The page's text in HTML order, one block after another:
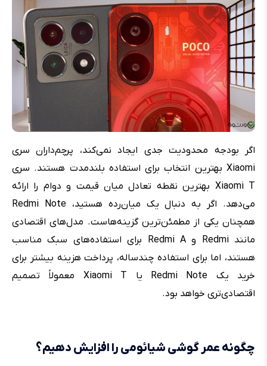
اگر بودجه محدودیت جدی ایجاد نمی‌کند، پرچم‌داران سری
Xiaomi بهترین انتخاب برای استفاده بلندمدت هستند. سری
Xiaomi T بهترین نقطه تعادل میان قیمت و دوام را ارائه
می‌دهد. اگر به دنبال یک میان‌رده هستید، Redmi Note
همچنان یکی از مطمئن‌ترین گزینه‌هاست. مدل‌های اقتصادی
مانند Redmi و Redmi A برای استفاده‌های سبک مناسب
هستند، اما برای استفاده چندساله، پرداخت هزینه بیشتر برای
خرید یک Redmi Note یا Xiaomi T معمولاً تصمیم
اقتصادی‌تری خواهد بود.
چگونه عمر گوشی شیائومی را افزایش دهیم؟